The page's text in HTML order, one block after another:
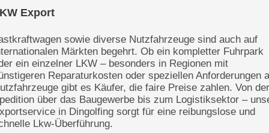
Export
sowie diverse Nutzfahrzeuge sind auch auf
Märkten begehrt. Ob ein kompletter Fuhrpark
ein einzelner LKW – besonders in Regionen mit
Reparaturkosten oder speziellen Anforderungen
gibt es Käufer, die faire Preise zahlen. Von der
über das Baugewerbe bis zum Logistiksektor –
in Dingolfing sorgt für eine reibungslose und
Lkw-Überführung.